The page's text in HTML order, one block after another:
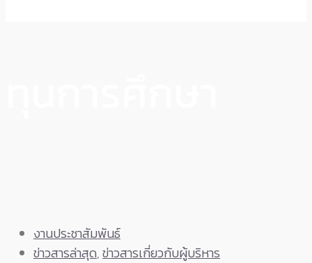
งานประชาสัมพันธ์
ข่าวสารล่าสุด,ข่าวสารเกี่ยวกับผู้บริหาร